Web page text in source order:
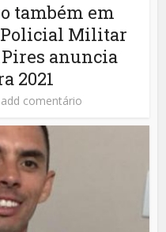
também em
Policial Militar
anuncia
2021
add comentário